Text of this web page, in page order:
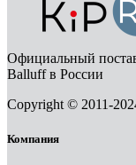
Официальный
Balluff в России
Copyright © 2011-
Компания